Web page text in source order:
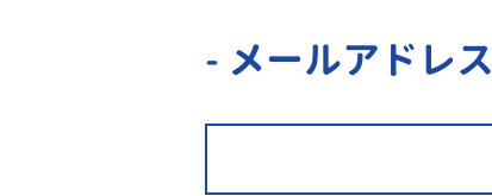
- メールアドレス